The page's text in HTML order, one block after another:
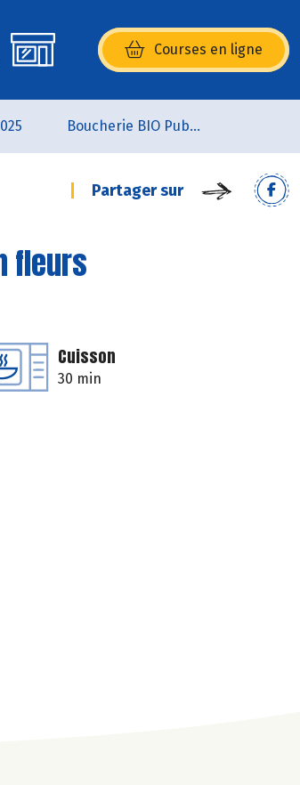
Courses en ligne
(s’ouvre dans une nouvelle
Boucherie BIO Publier
Partager sur
fleurs
Cuisson
30 min